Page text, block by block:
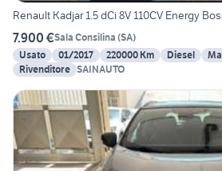
Renault Kadjar 1.5 dCi 8V 110CV Energy
7.900 €Sala Consilina (SA)
Usato
01/2017 220000 Km Diesel
Rivenditore SAINAUTO